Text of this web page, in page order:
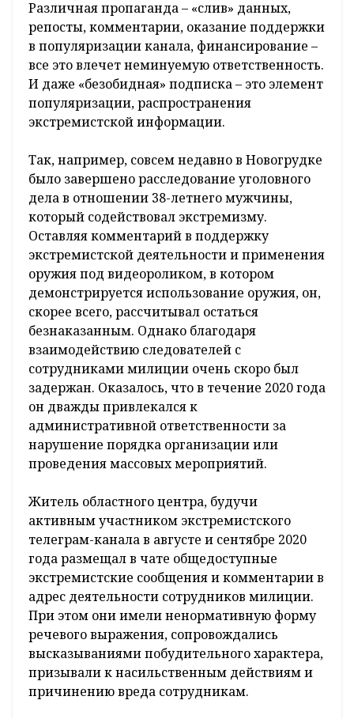
Различная пропаганда – «слив» данных,
репосты, комментарии, оказание поддержки
в популяризации канала, финансирование –
все это влечет неминуемую ответственность.
И даже «безобидная» подписка – это элемент
популяризации, распространения
экстремистской информации.
Так, например, совсем недавно в Новогрудке
было завершено расследование уголовного
дела в отношении 38-летнего мужчины,
который содействовал экстремизму.
Оставляя комментарий в поддержку
экстремистской деятельности и применения
оружия под видеороликом, в котором
демонстрируется использование оружия, он,
скорее всего, рассчитывал остаться
безнаказанным. Однако благодаря
взаимодействию следователей с
сотрудниками милиции очень скоро был
задержан. Оказалось, что в течение 2020 года
он дважды привлекался к
административной ответственности за
нарушение порядка организации или
проведения массовых мероприятий.
Житель областного центра, будучи
активным участником экстремистского
телеграм-канала в августе и сентябре 2020
года размещал в чате общедоступные
экстремистские сообщения и комментарии в
адрес деятельности сотрудников милиции.
При этом они имели ненормативную форму
речевого выражения, сопровождались
высказываниями побудительного характера,
призывали к насильственным действиям и
причинению вреда сотрудникам.